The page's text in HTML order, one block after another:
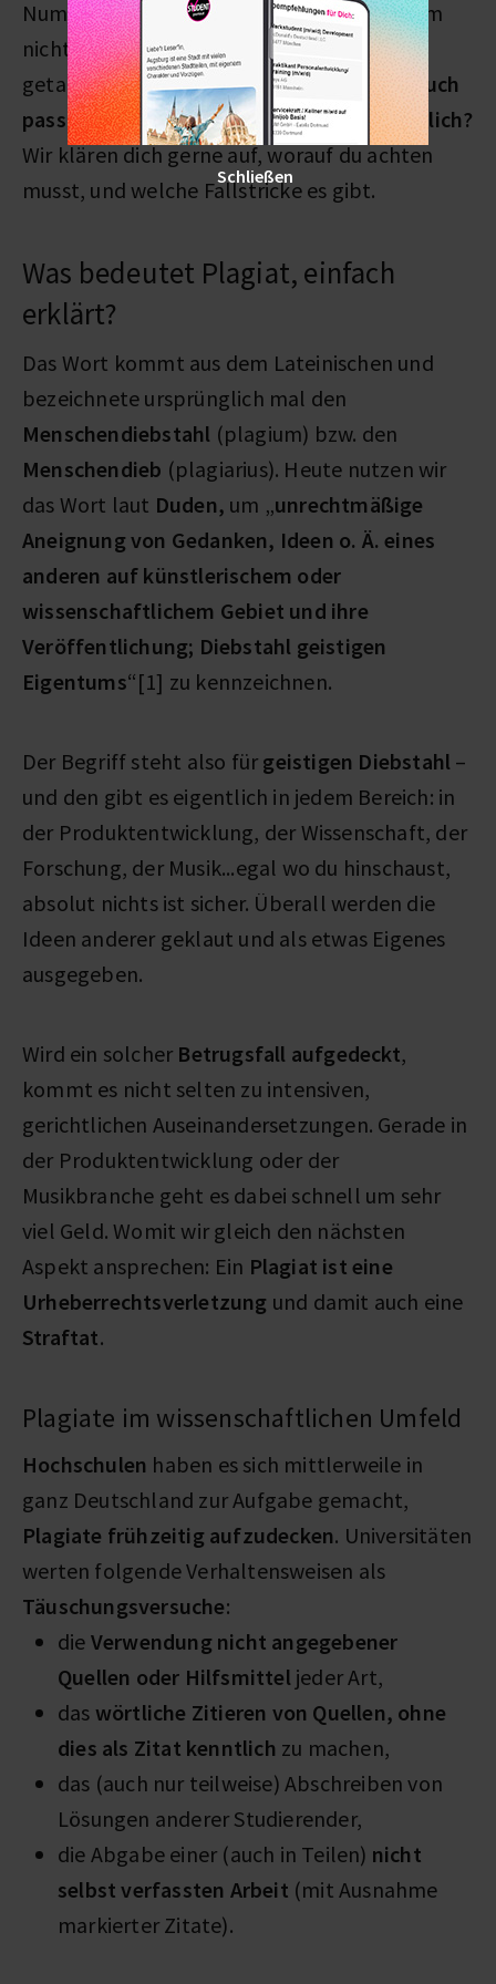
Nummer zu erholen. Und sie sind bei weitem
nicht die Einzigen, die in die Plagiatsfalle
getappt sind. Hast duSorge, dass dir das
auch
passierenkann? Vielleicht sogarunabsichtlich?
Wir klären dich gerne auf, worauf du achten
musst, und welche Fallstricke es gibt.
Was bedeutet Plagiat, einfach
erklärt?
Das Wort kommt aus dem Lateinischen und
bezeichnete ursprünglich mal den
Menschendiebstahl (plagium) bzw. den
Menschendieb (plagiarius). Heute nutzen wir
das Wort laut Duden, um „unrechtmäßige
Aneignung von Gedanken, Ideen o. Ä. eines
anderen auf künstlerischem oder
wissenschaftlichem Gebiet und ihre
Veröffentlichung; Diebstahl geistigen
Eigentums“[1] zu kennzeichnen.
Der Begriff steht also für geistigen Diebstahl –
und den gibt es eigentlich in jedem Bereich: in
der Produktentwicklung, der Wissenschaft, der
Forschung, der Musik...egal wo du hinschaust,
absolut nichts ist sicher. Überall werden die
Ideen anderer geklaut und als etwas Eigenes
ausgegeben.
Wird ein solcher Betrugsfall aufgedeckt,
kommt es nicht selten zu intensiven,
gerichtlichen Auseinandersetzungen. Gerade in
der Produktentwicklung oder der
Musikbranche geht es dabei schnell um sehr
viel Geld. Womit wir gleich den nächsten
Aspekt ansprechen: Ein Plagiat ist eine
Urheberrechtsverletzung und damit auch eine
Straftat.
Plagiate im wissenschaftlichen Umfeld
Hochschulen haben es sich mittlerweile in
ganz Deutschland zur Aufgabe gemacht,
Plagiate frühzeitig aufzudecken. Universitäten
werten folgende Verhaltensweisen als
Täuschungsversuche:
die Verwendung nicht angegebener
Quellen oder Hilfsmittel jeder Art,
das wörtliche Zitieren von Quellen, ohne
dies als Zitat kenntlich zu machen,
das (auch nur teilweise) Abschreiben von
Lösungen anderer Studierender,
die Abgabe einer (auch in Teilen) nicht
selbst verfassten Arbeit (mit Ausnahme
markierter Zitate).
Schließen